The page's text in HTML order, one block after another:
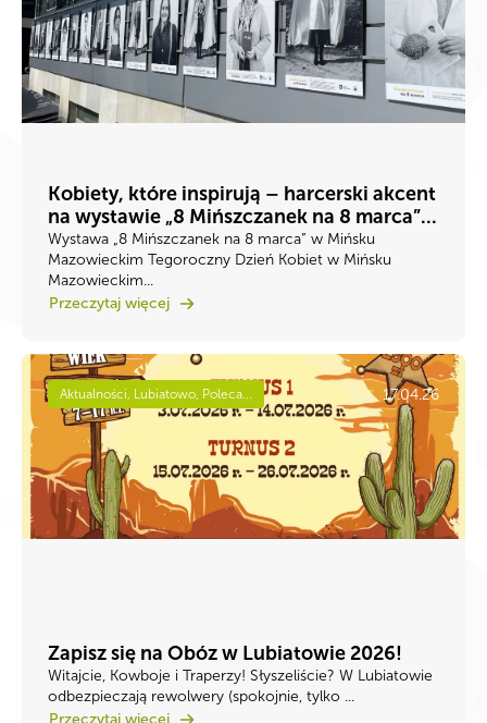
Kobiety, które inspirują – harcerski akcent
na wystawie „8 Mińszczanek na 8 marca”...
Wystawa „8 Mińszczanek na 8 marca” w Mińsku
Mazowieckim Tegoroczny Dzień Kobiet w Mińsku
Mazowieckim...
Przeczytaj więcej
Aktualności, Lubiatowo, Poleca... 17.04.26
Zapisz się na Obóz w Lubiatowie 2026!
Witajcie, Kowboje i Traperzy! ​Słyszeliście? W Lubiatowie
odbezpieczają rewolwery (spokojnie, tylko ...
Przeczytaj więcej